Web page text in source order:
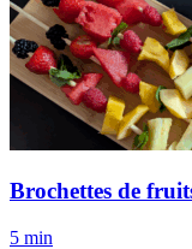
Brochettes de
5 min